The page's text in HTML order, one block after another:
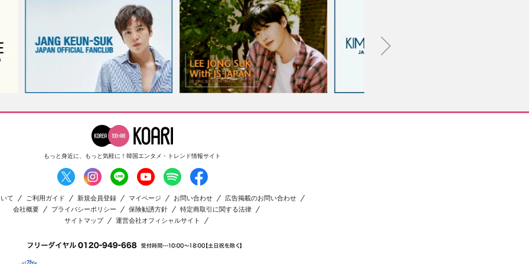
もっと身近に、もっと気軽に！ 韓国エンタメ・トレンド情報サイト
て ご利用ガイド 新規会員登録 マイページ お問い合わせ
広告掲載のお問い合わせ
会社概要
プライバシーポリシー 保険勧誘方針
特定商取引に関する法律
サイトマップ
運営会社オフィシャルサイト